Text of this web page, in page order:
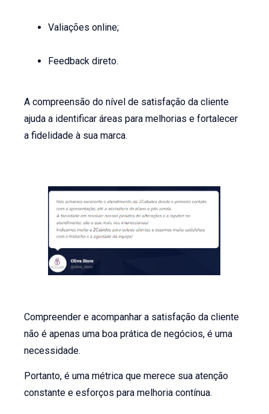
Valiações online;
Feedback direto.
A compreensão do nível de satisfação da cliente
ajuda a identificar áreas para melhorias e fortalecer
a fidelidade à sua marca.
Compreender e acompanhar a satisfação da cliente
não é apenas uma boa prática de negócios, é uma
necessidade.
Portanto, é uma métrica que merece sua atenção
constante e esforços para melhoria contínua.